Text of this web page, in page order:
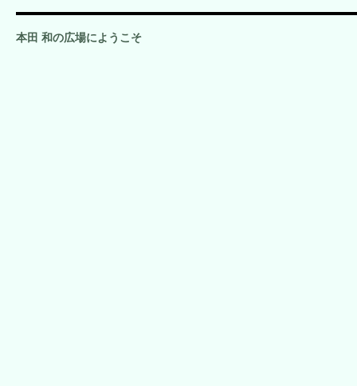
本田 和の広場にようこそ